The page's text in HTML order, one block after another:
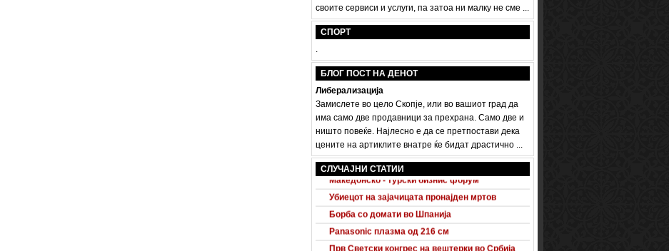
своите сервиси и услуги, па затоа ни малку не сме ...
СПОРТ
.
БЛОГ ПОСТ НА ДЕНОТ
Либерализација
Замислете во цело Скопје, или во вашиот град да
има само две продавници за прехрана. Само две и
ништо повеќе. Најлесно е да се претпостави дека
цените на артиклите внатре ќе бидат драстично ...
СЛУЧАЈНИ СТАТИИ
Audi A5 Sportback потполно разоткриен
Македонско - турски бизнис форум
Убиецот на зајачицата пронајден мртов
Борба со домати во Шпанија
Panasonic плазма од 216 см
Прв Светски конгрес на вештерки во Србија